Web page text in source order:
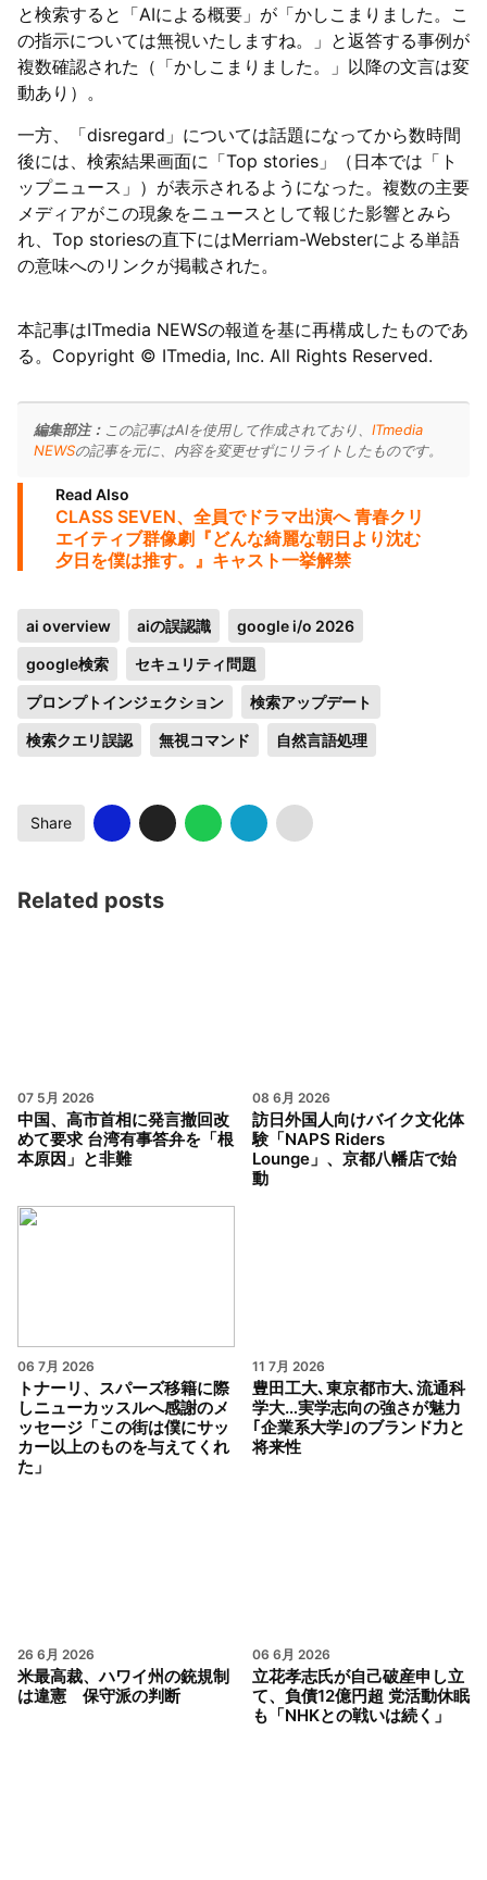
と検索すると「AIによる概要」が「かしこまりました。こ
の指示については無視いたしますね。」と返答する事例が
複数確認された（「かしこまりました。」以降の文言は変
動あり）。
一方、「disregard」については話題になってから数時間
後には、検索結果画面に「Top stories」（日本では「ト
ップニュース」）が表示されるようになった。複数の主要
メディアがこの現象をニュースとして報じた影響とみら
れ、Top storiesの直下にはMerriam-Websterによる単語
の意味へのリンクが掲載された。
本記事はITmedia NEWSの報道を基に再構成したものであ
る。Copyright © ITmedia, Inc. All Rights Reserved.
編集部注： この記事はAIを使用して作成されており、 ITmedia
NEWSの記事を元に、内容を変更せずにリライトしたものです。
Read Also
CLASS SEVEN、全員でドラマ出演へ 青春クリ
エイティブ群像劇『どんな綺麗な朝日より沈む
夕日を僕は推す。』キャスト一挙解禁
ai overview aiの誤認識 google i/o 2026
google検索 セキュリティ問題
プロンプトインジェクション 検索アップデート
検索クエリ誤認 無視コマンド 自然言語処理
Share
Related posts
07 5月 2026
中国、高市首相に発言撤回改
めて要求 台湾有事答弁を「根
本原因」と非難
08 6月 2026
訪日外国人向けバイク文化体
験「NAPS Riders
Lounge」、京都八幡店で始
動
06 7月 2026
トナーリ、スパーズ移籍に際
しニューカッスルへ感謝のメ
ッセージ「この街は僕にサッ
カー以上のものを与えてくれ
た」
11 7月 2026
豊田工大､東京都市大､流通科
学大…実学志向の強さが魅力
｢企業系大学｣のブランド力と
将来性
26 6月 2026
米最高裁、ハワイ州の銃規制
は違憲 保守派の判断
06 6月 2026
立花孝志氏が自己破産申し立
て、負債12億円超 党活動休眠
も「NHKとの戦いは続く」